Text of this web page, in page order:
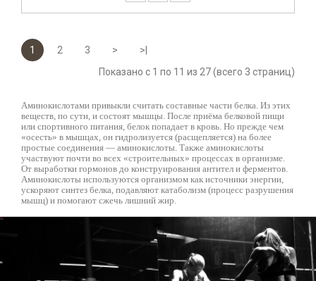
1 2 3 >
>|
Показано с 1 по 11 из 27 (всего 3 страниц)
Аминокислотами привыкли считать составные части белка. Из этих
веществ, по сути, и состоят мышцы. После приёма белковой пищи
или спортивного питания, белок попадает в кровь. Но прежде чем
«осесть» в мышцах, он гидролизуется (расщепляется) на более
простые соединения — аминокислоты. Также аминокислоты
участвуют почти во всех «строительных» процессах в организме.
От выработки гормонов до конструирования антител и ферментов.
Аминокислоты используются организмом как источники энергии,
ускоряют синтез белка, подавляют катаболизм (процесс разрушения
мышц) и помогают сжечь лишний жир.